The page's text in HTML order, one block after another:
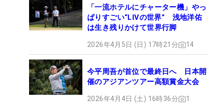
「一流ホテルにチャーター機」やっ
ぱりすごい“LIVの世界” 浅地洋佑
は生き残りかけて世界行脚
2026年4月5日 (日) 17時21分 14
今平周吾が首位で最終日へ 日本開
催のアジアンツアー高額賞金大会
2026年4月4日 (土) 16時36分 1